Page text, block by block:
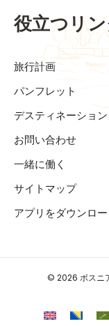
役立つリ
旅行計画
パンフレット
デスティネーショ
お問い合わせ
一緒に働く
サイトマップ
アプリをダウンロー
© 2026 ボスニ